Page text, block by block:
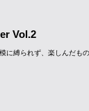
Vol.2
に縛られず、楽しんだも